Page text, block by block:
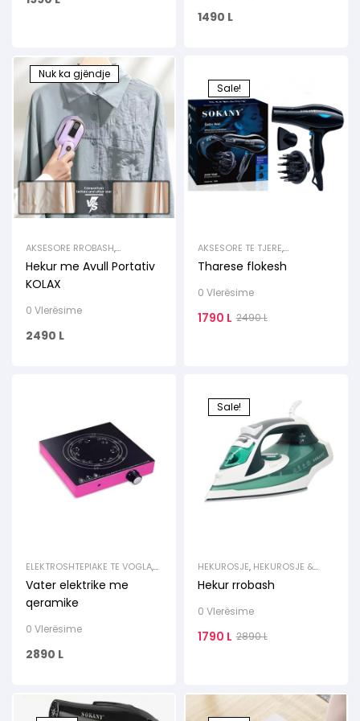
1490 L
Nuk ka gjëndje
AKSESORE RROBASH,
AKSESORE TE TJERE
ELEKTROSHTEPIAKE TE VOGLA,
HEKUROSJE
Hekur me Avull Portativ
KOLAX
0 Vlerësime
2490 L
Sale!
AKSESORE TE TJERE,
ELEKTROSHTEPIAKE TE VOGLA
Tharese flokesh
0 Vlerësime
2490L
1790 L
ELEKTROSHTEPIAKE TE VOGLA,
TOSTIER / THEKSE / GRILLE
Vater elektrike me
qeramike
0 Vlerësime
2890 L
Sale!
HEKUROSJE, HEKUROSJE &
PASTRIM
Hekur rrobash
0 Vlerësime
2890L
1790 L